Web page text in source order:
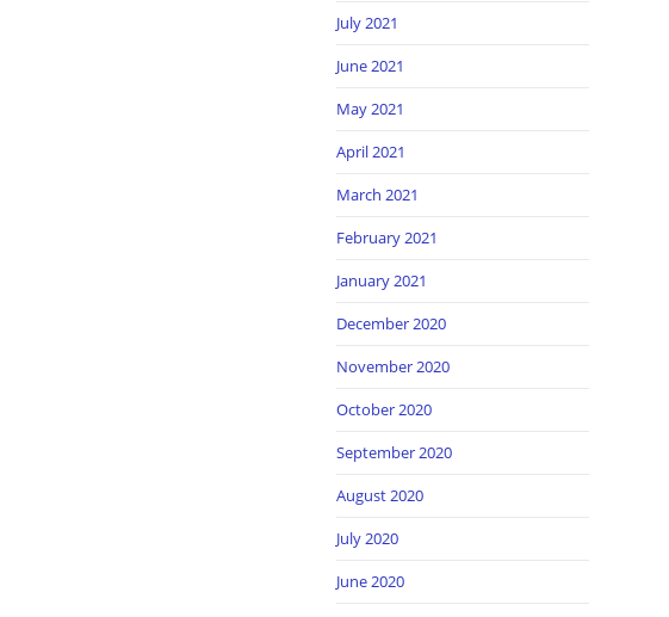
July 2021
June 2021
May 2021
April 2021
March 2021
February 2021
January 2021
December 2020
November 2020
October 2020
September 2020
August 2020
July 2020
June 2020